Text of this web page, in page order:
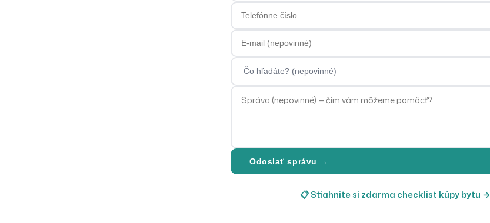
Telefónne číslo
E-mailová adresa
Čo hľadáte?
Správa
Odoslať správu →
📋 Stiahnite si zdarma checklist kúpy bytu →